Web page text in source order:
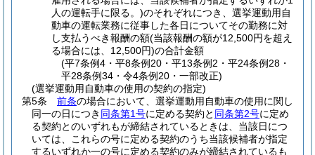
人の運転手に限る。)のそれぞれにつき、選挙運動用自
動車の運転業務に従事した各日についてその勤務に対
し支払うべき報酬の額(当該報酬の額が12,500円を超え
る場合には、12,500円)の合計金額
(平7条例4・平8条例20・平13条例2・平24条例28・
平28条例34・令4条例20・一部改正)
(選挙運動用自動車の使用の契約の指定)
第5条
前条の場合において、選挙運動用自動車の使用に関し
同一の日につき 同条第1号に定める契約と 同条第2号に定め
る契約とのいずれもが締結されているときは、当該日につ
いては、これらの号に定める契約のうち当該候補者が指定
するいずれか一の号に定める契約のみが締結されているも